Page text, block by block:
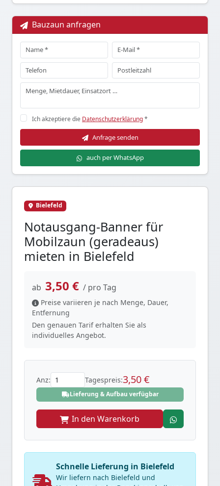
Bauzaun anfragen
Ich akzeptiere die Datenschutzerklärung*
Anfrage senden
auch per WhatsApp
Bielefeld
Notausgang-Banner für
Mobilzaun (geradeaus)
mieten in Bielefeld
ab 3,50 € / pro Tag
Preise variieren je nach Menge, Dauer,
Entfernung
Den genauen Tarif erhalten Sie als
individuelles Angebot.
Anz: Tagespreis:3,50 €
Lieferung & Aufbau verfügbar
In den Warenkorb
Schnelle Lieferung in Bielefeld
Wir liefern nach Bielefeld und